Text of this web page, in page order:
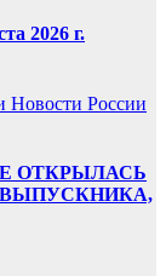
2026 г.
Новости России
ОТКРЫЛАСЬ